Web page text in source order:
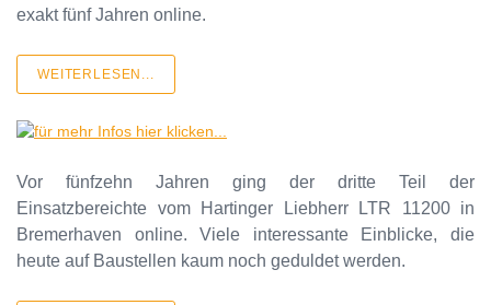
exakt fünf Jahren online.
WEITERLESEN...
Vor fünfzehn Jahren ging der dritte Teil der
Einsatzbereichte vom Hartinger Liebherr LTR 11200 in
Bremerhaven online. Viele interessante Einblicke, die
heute auf Baustellen kaum noch geduldet werden.